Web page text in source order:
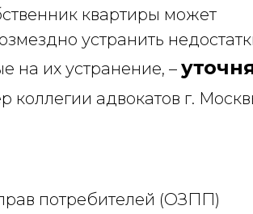
квартиры может
устранить
на их устранение, –
коллегии адвокатов г.
потребителей (ОЗПП)